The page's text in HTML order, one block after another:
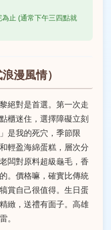
止 (通常下午三四點就
漫風情）
絕對是首選。第一次走
櫃迷住，選擇障礙立刻
是我的死穴，季節限
輕盈海綿蛋糕，層次分
闆對原料超級龜毛，香
。價格嘛，確實比傳統
賞自己很值得。生日蛋
緻，送禮有面子。高雄
。